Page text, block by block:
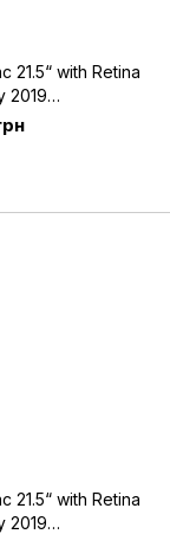
21.5“ with Retina
2019
21.5“ with Retina
2019